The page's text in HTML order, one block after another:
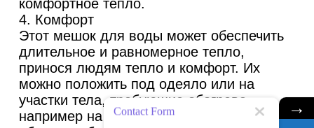
комфортное тепло.
4. Комфорт
Этот мешок для воды может обеспечить
длительное и равномерное тепло,
принося людям тепло и комфорт. Их
можно положить под одеяло или на
участки тела, требующие обогрева,
например на живот или спину, чтобы
→
Contact Form